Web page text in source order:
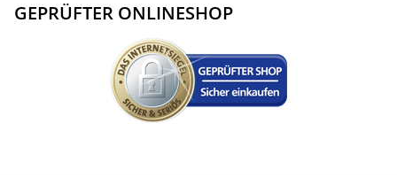
GEPRÜFTER ONLINESHOP